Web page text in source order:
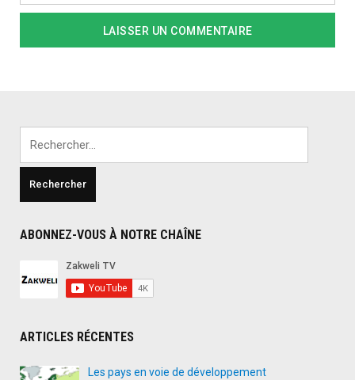
ABONNEZ-VOUS À NOTRE CHAÎNE
ARTICLES RÉCENTES
Les pays en voie de développement